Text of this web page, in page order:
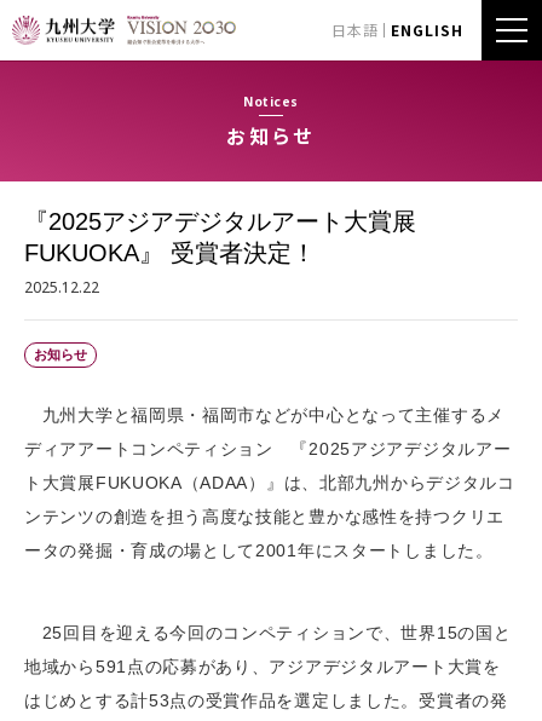
日本語 ENGLISH
Notices
お知らせ
『2025アジアデジタルアート大賞展
FUKUOKA』 受賞者決定！
2025.12.22
お知らせ
九州大学と福岡県・福岡市などが中心となって主催するメ
ディアアートコンペティション 『2025アジアデジタルアー
ト大賞展FUKUOKA（ADAA）』は、北部九州からデジタルコ
ンテンツの創造を担う高度な技能と豊かな感性を持つクリエ
ータの発掘・育成の場として2001年にスタートしました。
25回目を迎える今回のコンペティションで、世界15の国と
地域から591点の応募があり、アジアデジタルアート大賞を
はじめとする計53点の受賞作品を選定しました。受賞者の発